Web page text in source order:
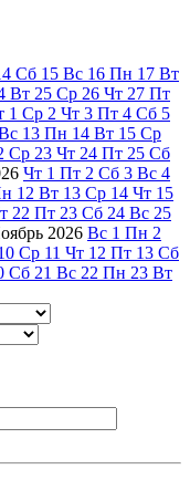
Сб 15 Вс 16 Пн 17 Вт
Вт 25 Ср 26 Чт 27 Пт
1 Ср 2 Чт 3 Пт 4 Сб 5
13 Пн 14 Вт 15 Ср
Ср 23 Чт 24 Пт 25 Сб
Чт 1 Пт 2 Сб 3 Вс 4
12 Вт 13 Ср 14 Чт 15
22 Пт 23 Сб 24 Вс 25
2026 Вс 1 Пн 2
Ср 11 Чт 12 Пт 13 Сб
Сб 21 Вс 22 Пн 23 Вт